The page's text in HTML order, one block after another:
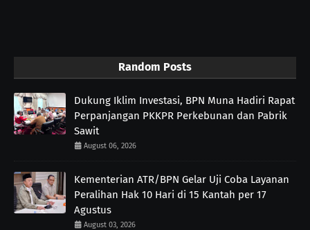
Random Posts
Dukung Iklim Investasi, BPN Muna Hadiri Rapat
Perpanjangan PKKPR Perkebunan dan Pabrik
Sawit
August 06, 2026
Kementerian ATR/BPN Gelar Uji Coba Layanan
Peralihan Hak 10 Hari di 15 Kantah per 17
Agustus
August 03, 2026